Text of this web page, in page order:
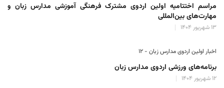
مراسم اختتامیه اولین اردوی مشترک فرهنگی آموزشی مدارس زبان و
مهارت‌های بین‌المللی
۱۳ شهریور ۱۴۰۴
اخبار اولین اردوی مدارس زبان - ۱۲
برنامه‌های ورزشی اردوی مدارس زبان
۱۲ شهریور ۱۴۰۴